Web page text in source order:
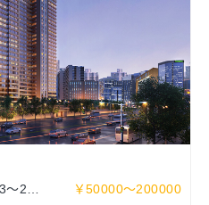
252
￥50000～200000